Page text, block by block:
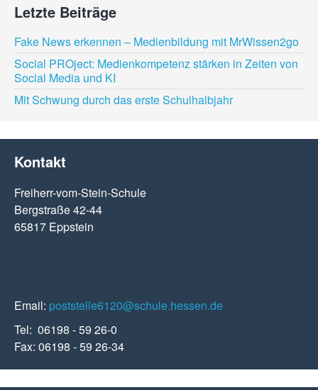
Letzte Beiträge
Fake News erkennen – Medienbildung mit MrWissen2go
Social PROject: Medienkompetenz stärken in Zeiten von
Social Media und KI
Mit Schwung durch das erste Schulhalbjahr
Kontakt
Freiherr-vom-Stein-Schule
Bergstraße 42-44
65817 Eppstein
Email: poststelle6120@schule.hessen.de
Tel: 06198 - 59 26-0
Fax: 06198 - 59 26-34